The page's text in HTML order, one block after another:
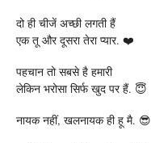
दो ही चीजें अच्छी लगती हैं
एक तू और दूसरा तेरा प्यार. ❤️
पहचान तो सबसे है हमारी
लेकिन भरोसा सिर्फ खुद पर हैं. 😇
नायक नहीं, खलनायक ही हू मै. 😎